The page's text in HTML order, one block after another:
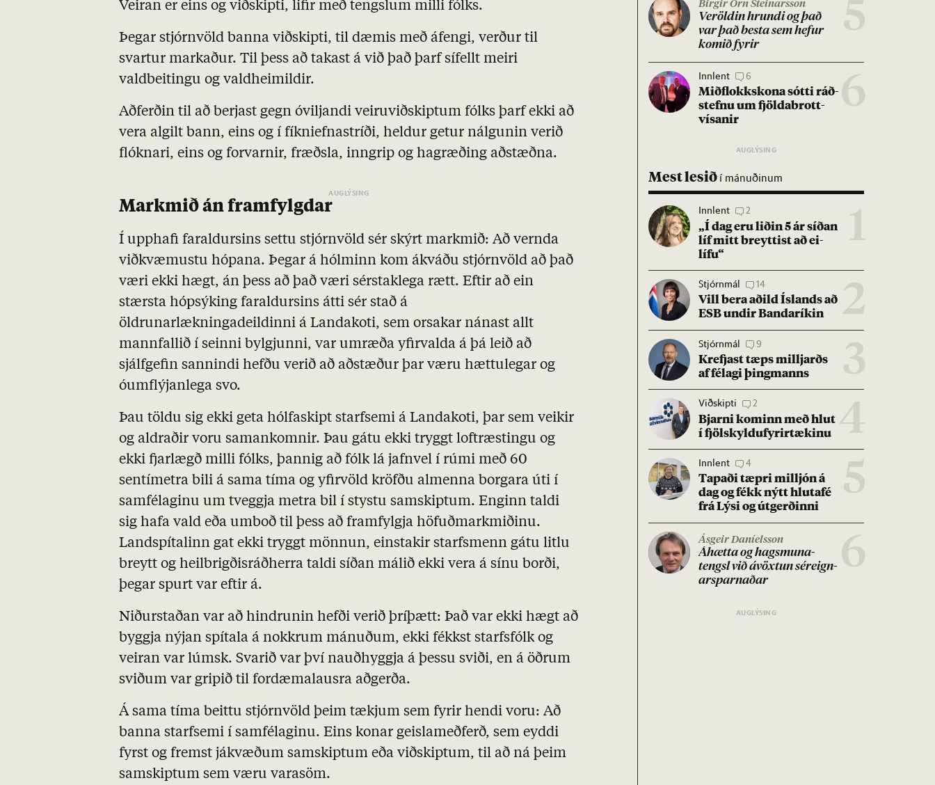
Veiran er eins og viðskipti, lifir með tengslum milli fólks.
Þegar stjórnvöld banna viðskipti, til dæmis með áfengi, verður til
svartur markaður. Til þess að takast á við það þarf sífellt meiri
valdbeitingu og valdheimildir.
Aðferðin til að berjast gegn óviljandi veiruviðskiptum fólks þarf ekki að
vera algilt bann, eins og í fíkniefnastríði, heldur getur nálgunin verið
flóknari, eins og forvarnir, fræðsla, inngrip og hagræðing aðstæðna.
Markmið án framfylgdar
Í upphafi faraldursins settu stjórnvöld sér skýrt markmið: Að vernda
viðkvæmustu hópana. Þegar á hólminn kom ákváðu stjórnvöld að það
væri ekki hægt, án þess að það væri sérstaklega rætt. Eftir að ein
stærsta hópsýking faraldursins átti sér stað á
öldrunarlækningadeildinni á Landakoti, sem orsakar nánast allt
mannfallið í seinni bylgjunni, var umræða yfirvalda á þá leið að
sjálfgefin sannindi hefðu verið að aðstæður þar væru hættulegar og
óumflýjanlega svo.
Þau töldu sig ekki geta hólfaskipt starfsemi á Landakoti, þar sem veikir
og aldraðir voru samankomnir. Þau gátu ekki tryggt loftræstingu og
ekki fjarlægð milli fólks, þannig að fólk lá jafnvel í rúmi með 60
sentímetra bili á sama tíma og yfirvöld kröfðu almenna borgara úti í
samfélaginu um tveggja metra bil í stystu samskiptum. Enginn taldi
sig hafa vald eða umboð til þess að framfylgja höfuðmarkmiðinu.
Landspítalinn gat ekki tryggt mönnun, einstakir starfsmenn gátu litlu
breytt og heilbrigðisráðherra taldi síðan málið ekki vera á sínu borði,
þegar spurt var eftir á.
Niðurstaðan var að hindrunin hefði verið þríþætt: Það var ekki hægt að
byggja nýjan spítala á nokkrum mánuðum, ekki fékkst starfsfólk og
veiran var lúmsk. Svarið var því nauðhyggja á þessu sviði, en á öðrum
sviðum var gripið til fordæmalausra aðgerða.
Á sama tíma beittu stjórnvöld þeim tækjum sem fyrir hendi voru: Að
banna starfsemi í samfélaginu. Eins konar geislameðferð, sem eyddi
fyrst og fremst jákvæðum samskiptum eða viðskiptum, til að ná þeim
samskiptum sem væru varasöm.
5
Birgir Örn Steinarsson
Ver­öld­in hrundi og það
var það besta sem hef­ur
kom­ið fyr­ir
6
Innlent 6
Mið­flokks­kona sótti ráð­
stefnu um fjölda­brott­
vís­an­ir
Mest lesið í mánuðinum
1
Innlent 2
„Í dag eru lið­in 5 ár síð­an
líf mitt breytt­ist að ei­
lífu“
2
Stjórnmál 14
Vill bera að­ild Ís­lands að
ESB und­ir Banda­rík­in
3
Stjórnmál 9
Krefjast tæps millj­arðs
af fé­lagi þing­manns
4
Viðskipti 2
Bjarni kom­inn með hlut
í fjöl­skyldu­fyr­ir­tæk­inu
5
Innlent 4
Tap­aði tæpri millj­ón á
dag og fékk nýtt hluta­fé
frá Lýsi og út­gerð­inni
6
Ásgeir Daníelsson
Áhætta og hags­muna­
tengsl við ávöxt­un sér­eign­
ar­sparn­að­ar